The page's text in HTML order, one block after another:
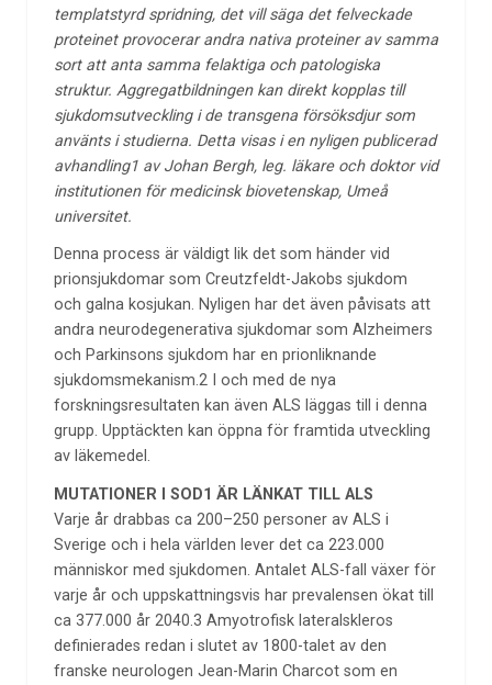
templatstyrd spridning, det vill säga det felveckade
proteinet provocerar andra nativa proteiner av samma
sort att anta samma felaktiga och patologiska
struktur. Aggregatbildningen kan direkt kopplas till
sjukdomsutveckling i de transgena försöksdjur som
använts i studierna. Detta visas i en nyligen publicerad
avhandling1 av Johan Bergh, leg. läkare och doktor vid
institutionen för medicinsk biovetenskap, Umeå
universitet.
Denna process är väldigt lik det som händer vid
prionsjukdomar som Creutzfeldt-Jakobs sjukdom
och galna kosjukan. Nyligen har det även påvisats att
andra neurodegenerativa sjukdomar som Alzheimers
och Parkinsons sjukdom har en prionliknande
sjukdomsmekanism.2 I och med de nya
forskningsresultaten kan även ALS läggas till i denna
grupp. Upptäckten kan öppna för framtida utveckling
av läkemedel.
MUTATIONER I SOD1 ÄR LÄNKAT TILL ALS
Varje år drabbas ca 200–250 personer av ALS i
Sverige och i hela världen lever det ca 223.000
människor med sjukdomen. Antalet ALS-fall växer för
varje år och uppskattningsvis har prevalensen ökat till
ca 377.000 år 2040.3 Amyotrofisk lateralskleros
definierades redan i slutet av 1800-talet av den
franske neurologen Jean-Marin Charcot som en